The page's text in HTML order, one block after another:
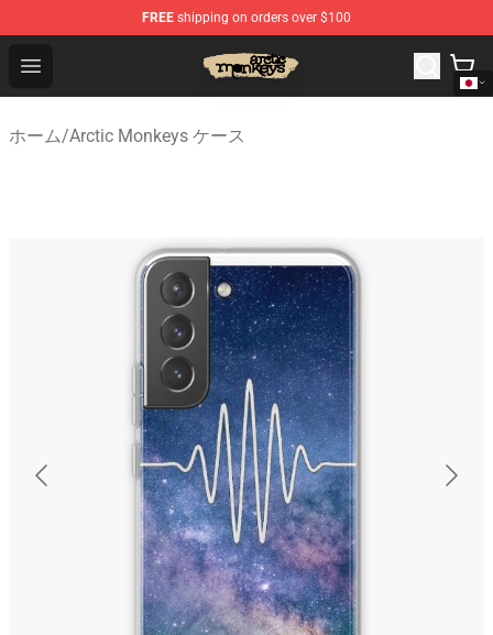
FREE shipping on orders over $100
Open menu
Arctic Monkeys Store - Official Arctic Monkeys
ホーム/Arctic Monkeys ケース